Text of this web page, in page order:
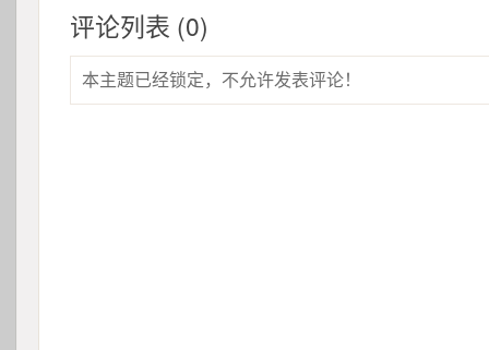
评论列表 (0)
本主题已经锁定，不允许发表评论！